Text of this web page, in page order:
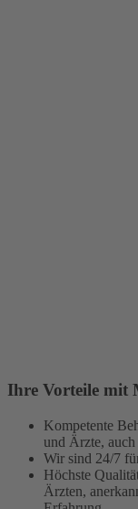
Ihre Vorteile mit
Kompetente
und Ärzte,
Wir sind 24/7
Höchste
Ärzten,